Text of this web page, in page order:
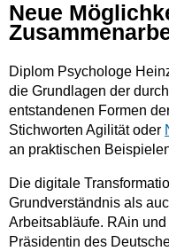
Neue
Diplom Psychologe
die Grundlagen der
entstandenen Formen
Stichworten Agilität oder
an praktischen
Die digitale
Grundverständnis als
Arbeitsabläufe. RAin
Präsidentin des